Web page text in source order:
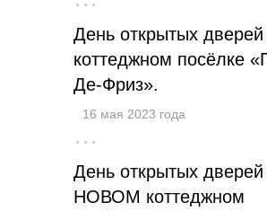
День открытых дверей
коттеджном посёлке
Де-Фриз».
16 мая 2023 года
···
День открытых дверей
НОВОМ коттеджном